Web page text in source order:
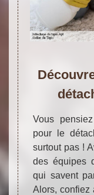
Vous
pour le
surtout pas !
des équipes
qui savent
Alors, confiez